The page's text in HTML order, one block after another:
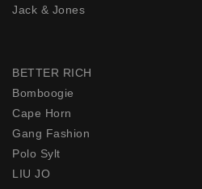
Jack & Jones
BETTER RICH
Bomboogie
Cape Horn
Gang Fashion
Polo Sylt
LIU JO